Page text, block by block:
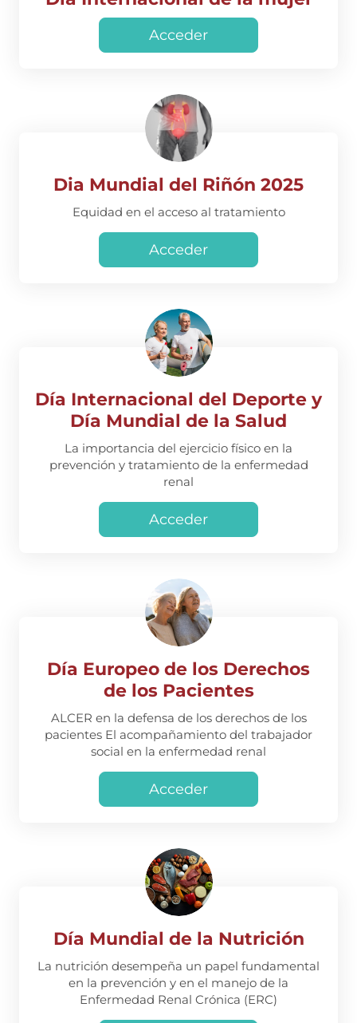
Acceder
Dia Mundial del Riñón 2025
Equidad en el acceso al tratamiento
Acceder
Día Internacional del Deporte y
Día Mundial de la Salud
La importancia del ejercicio físico en la
prevención y tratamiento de la enfermedad
renal
Acceder
Día Europeo de los Derechos
de los Pacientes
ALCER en la defensa de los derechos de los
pacientes El acompañamiento del trabajador
social en la enfermedad renal
Acceder
Día Mundial de la Nutrición
La nutrición desempeña un papel fundamental
en la prevención y en el manejo de la
Enfermedad Renal Crónica (ERC)